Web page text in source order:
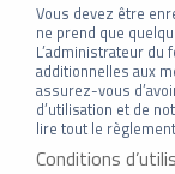
Vous devez être
ne prend que
L’administrateur
additionnelles aux
assurez-vous
d’utilisation et de
lire tout le
Conditions